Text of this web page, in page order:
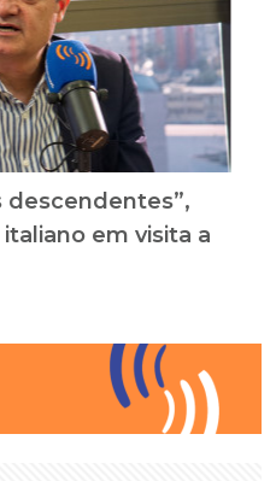
descendentes”,
em visita a